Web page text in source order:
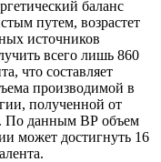
баланс
путем, возрастет
источников
всего лишь 860
что составляет
производимой в
полученной от
По данным ВР объем
может достигнуть 16